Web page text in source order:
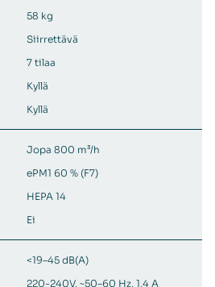
58 kg
Siirrettävä
7 tilaa
Kyllä
Kyllä
Jopa 800 m³/h
ePM1 60 % (F7)
HEPA 14
Ei
<19–45 dB(A)
220-240V, ~50–60 Hz, 1,4 A